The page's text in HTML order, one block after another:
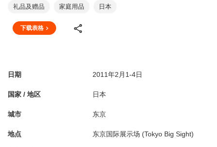
礼品及赠品 家庭用品 日本
下载表格
日期 2011年2月1-4日
国家 / 地区 日本
城市 东京
地点 东京国际展示场 (Tokyo Big Sight)